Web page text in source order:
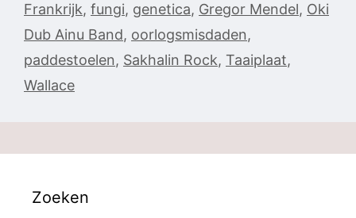
Frankrijk, fungi, genetica, Gregor Mendel, Oki
Dub Ainu Band, oorlogsmisdaden,
paddestoelen, Sakhalin Rock, Taaiplaat,
Wallace
Zoeken